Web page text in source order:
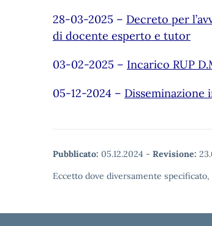
28-03-2025 – Decreto per
di docente esperto e tutor
03-02-2025 – Incarico RUP
05-12-2024 – Disseminazione
Pubblicato: 05.12.2024 - Revisione:
Eccetto dove diversamente